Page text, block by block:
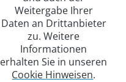
Weitergabe Ihrer
Daten an Drittanbieter
zu. Weitere
Informationen
erhalten Sie in unseren
Cookie Hinweisen.